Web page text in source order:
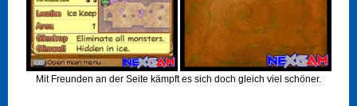
Mit Freunden an der Seite kämpft es sich doch gleich viel schöner.